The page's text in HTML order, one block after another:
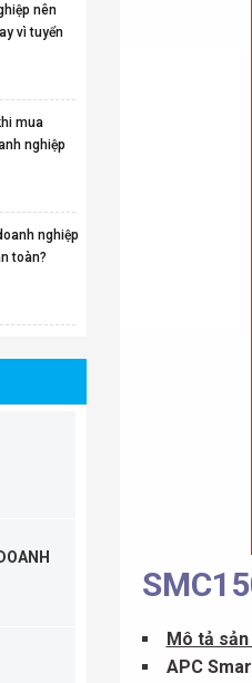
nên
vì tuyển
mua
nghiệp
nghiệp
toàn?
Mô tả sản
APC